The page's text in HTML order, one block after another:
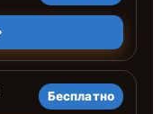
Бесплатно